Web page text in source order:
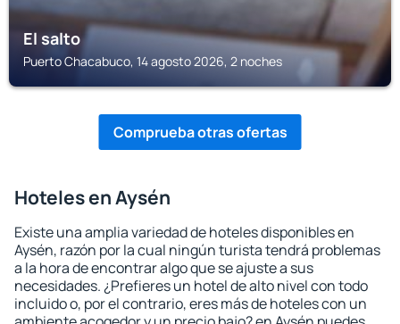
El salto
Puerto Chacabuco, 14 agosto 2026, 2 noches
Comprueba otras ofertas
Hoteles en Aysén
Existe una amplia variedad de hoteles disponibles en
Aysén, razón por la cual ningún turista tendrá problemas
a la hora de encontrar algo que se ajuste a sus
necesidades. ¿Prefieres un hotel de alto nivel con todo
incluido o, por el contrario, eres más de hoteles con un